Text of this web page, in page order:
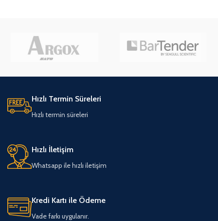
Hızlı Termin Süreleri
Hızlı termin süreleri
Hızlı İletişim
Whatsapp ile hızlı iletişim
Kredi Kartı ile Ödeme
Vade farkı uygulanır.